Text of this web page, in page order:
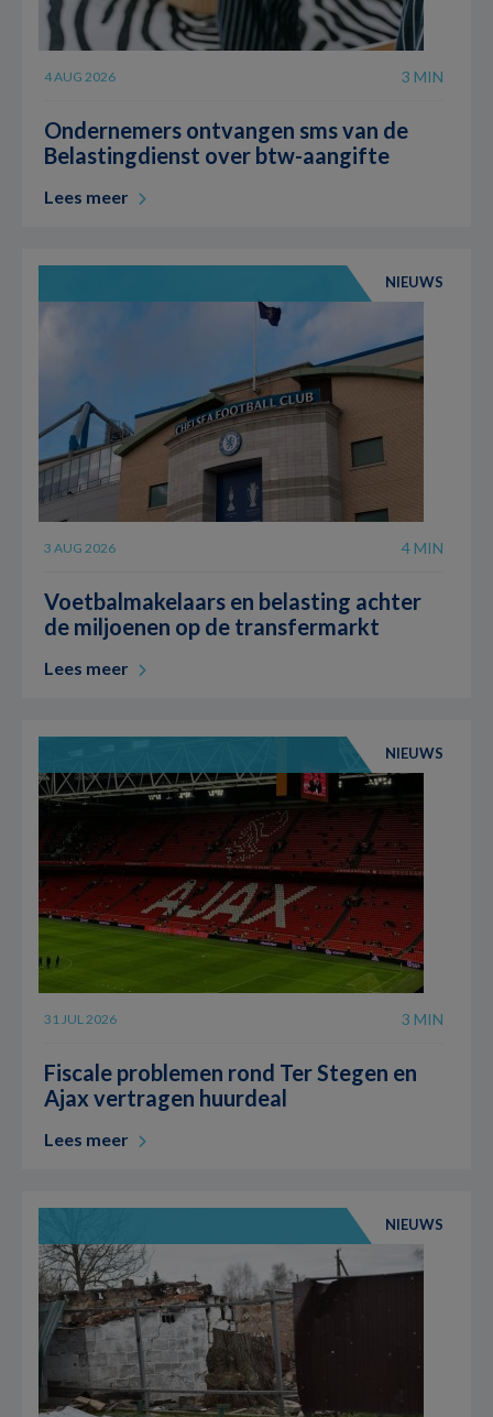
4 AUG 2026 3 MIN
Ondernemers ontvangen sms van de
Belastingdienst over btw-aangifte
Lees meer
NIEUWS
3 AUG 2026 4 MIN
Voetbalmakelaars en belasting achter
de miljoenen op de transfermarkt
Lees meer
NIEUWS
31 JUL 2026 3 MIN
Fiscale problemen rond Ter Stegen en
Ajax vertragen huurdeal
Lees meer
NIEUWS